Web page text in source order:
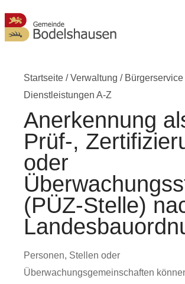
Startseite /Verwaltung / Bürgerservice
Dienstleistungen A-Z
Anerkennung
Prüf-,
oder
(PÜZ-Stelle)
Personen, Stellen oder
Überwachungsgemeinschaften